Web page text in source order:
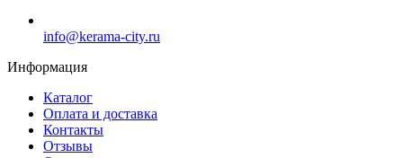
info@kerama-city.ru
Информация
Каталог
Оплата и доставка
Контакты
Отзывы